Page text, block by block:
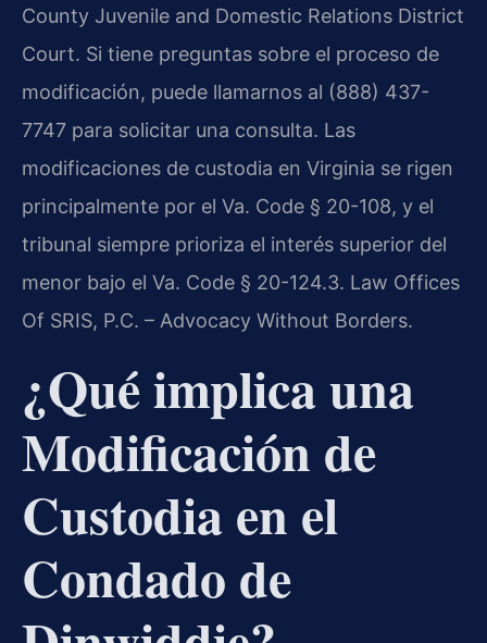
County Juvenile and Domestic Relations District
Court. Si tiene preguntas sobre el proceso de
modificación, puede llamarnos al (888) 437-
7747 para solicitar una consulta. Las
modificaciones de custodia en Virginia se rigen
principalmente por el Va. Code § 20-108, y el
tribunal siempre prioriza el interés superior del
menor bajo el Va. Code § 20-124.3. Law Offices
Of SRIS, P.C. – Advocacy Without Borders.
¿Qué implica una
Modificación de
Custodia en el
Condado de